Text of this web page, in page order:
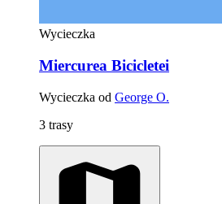
Wycieczka
Miercurea Bicicletei
Wycieczka od George O.
3 trasy